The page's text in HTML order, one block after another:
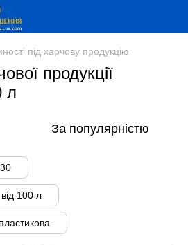
під харчову продукцію
продукції
л
За популярністю
100 л
пластикова